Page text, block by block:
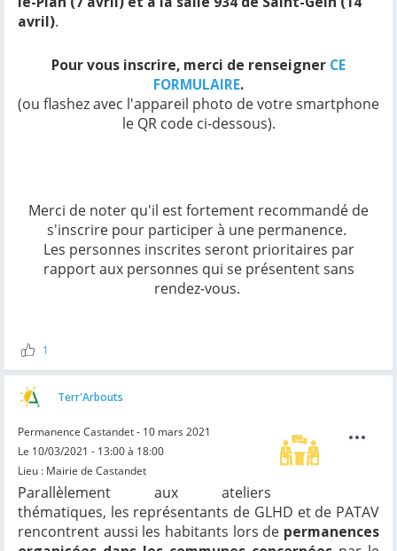
avril).
Pour vous inscrire, merci de renseigner CE
FORMULAIRE.
(ou flashez avec l'appareil photo de votre smartphone
le QR code ci-dessous).
Merci de noter qu'il est fortement recommandé de
s'inscrire pour participer à une permanence.
Les personnes inscrites seront prioritaires par
rapport aux personnes qui se présentent sans
rendez-vous.
1
Terr'Arbouts
Permanence Castandet - 10 mars 2021
Le 10/03/2021 - 13:00 à 18:00
Lieu : Mairie de Castandet
Parallèlement aux ateliers
thématiques, les représentants de GLHD et de PATAV
rencontrent aussi les habitants lors de permanences